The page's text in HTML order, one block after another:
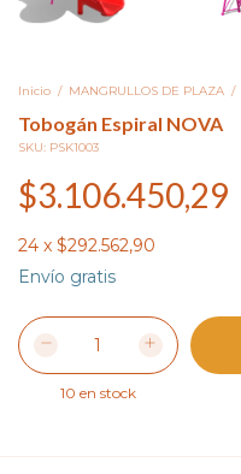
Inicio / MANGRULLOS DE PLAZA /
Tobogán Espiral NOVA
SKU: PSK1003
$3.106.450,29
24 x $292.562,90
Envío gratis
10 en stock